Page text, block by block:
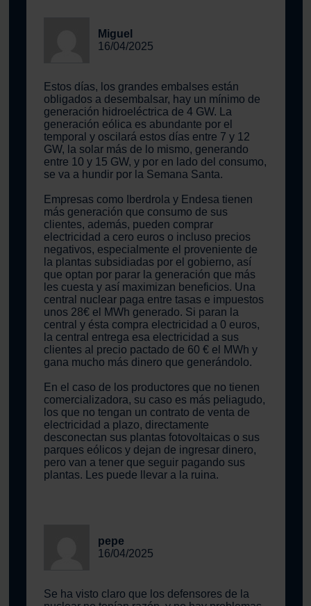
Miguel
16/04/2025
Estos días, los grandes embalses están
obligados a desembalsar, hay un mínimo de
generación hidroeléctrica de 4 GW. La
generación eólica es abundante por el
temporal y oscilará estos días entre 7 y 12
GW, la solar más de lo mismo, generando
entre 10 y 15 GW, y por en lado del consumo,
se va a hundir por la Semana Santa.
Empresas como Iberdrola y Endesa tienen
más generación que consumo de sus
clientes, además, pueden comprar
electricidad a cero euros o incluso precios
negativos, especialmente el proveniente de
la plantas subsidiadas por el gobierno, así
que optan por parar la generación que más
les cuesta y así maximizan beneficios. Una
central nuclear paga entre tasas e impuestos
unos 28€ el MWh generado. Si paran la
central y ésta compra electricidad a 0 euros,
la central entrega esa electricidad a sus
clientes al precio pactado de 60 € el MWh y
gana mucho más dinero que generándolo.
En el caso de los productores que no tienen
comercializadora, su caso es más peliagudo,
los que no tengan un contrato de venta de
electricidad a plazo, directamente
desconectan sus plantas fotovoltaicas o sus
parques eólicos y dejan de ingresar dinero,
pero van a tener que seguir pagando sus
plantas. Les puede llevar a la ruina.
pepe
16/04/2025
Se ha visto claro que los defensores de la